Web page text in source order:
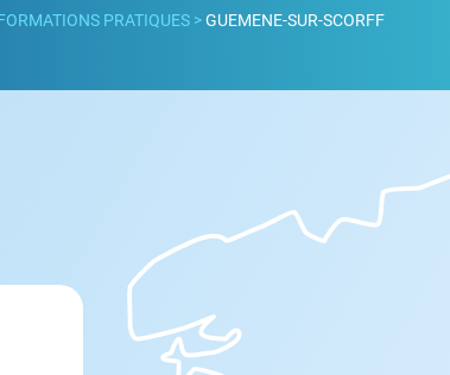
PRATIQUES>GUEMENE-SUR-SCORFF